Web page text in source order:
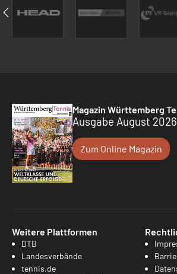
Magazin Württemberg
Ausgabe August 2026
Zum Online Magazin
Weitere Plattformen
DTB
Landesverbände
tennis.de